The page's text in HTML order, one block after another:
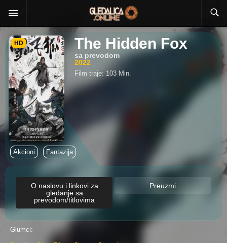
HD The Hidden Fox
sa prevodom
2022
Film traje: 103 Min.
Akcioni Fantazija
O naslovu i linkovi za
gledanje sa
prevodom/titlovima
Preuzmi
Glumci: